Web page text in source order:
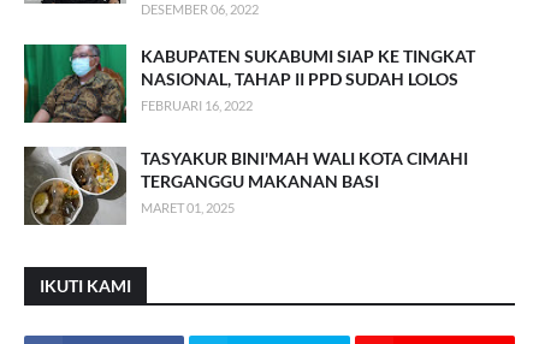
DESEMBER 06, 2022
KABUPATEN SUKABUMI SIAP KE TINGKAT
NASIONAL, TAHAP II PPD SUDAH LOLOS
FEBRUARI 16, 2022
TASYAKUR BINI'MAH WALI KOTA CIMAHI
TERGANGGU MAKANAN BASI
MARET 01, 2025
IKUTI KAMI